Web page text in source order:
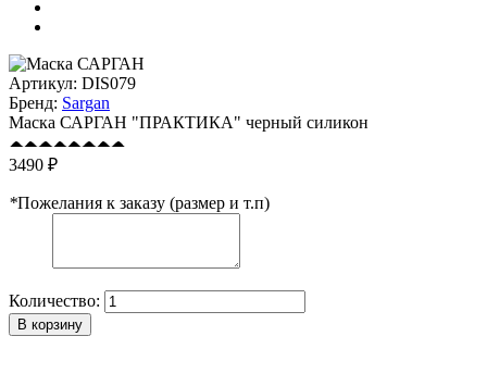
Артикул: DIS079
Бренд: Sargan
Маска САРГАН "ПРАКТИКА" черный силикон
3490 ₽
*Пожелания к заказу (размер и т.п)
Количество:
В корзину